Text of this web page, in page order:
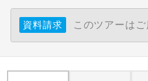
資料請求 このツアーは
おひとり様バ
おひとり様
す。